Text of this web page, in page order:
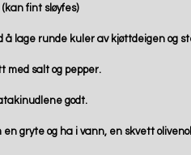
(kan fint sløyfes)
å lage runde kuler av kjøttdeigen og
med salt og pepper.
godt.
en gryte og ha i vann, en skvett